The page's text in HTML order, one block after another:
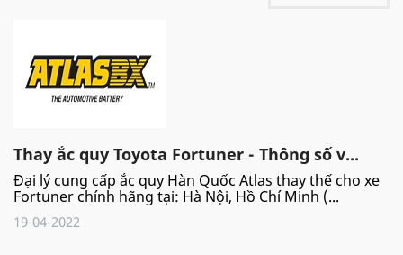
Thay ắc quy Toyota Fortuner - Thông số v...
Đại lý cung cấp ắc quy Hàn Quốc Atlas thay thế cho xe
Fortuner chính hãng tại: Hà Nội, Hồ Chí Minh (...
19-04-2022